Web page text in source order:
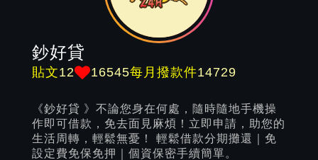
鈔好貸
貼文12 16545每月撥款件14729
《鈔好貸 》不論您身在何處，隨時隨地手機操
作即可借款，免去面見麻煩！立即申請，助您的
生活周轉，輕鬆無憂！ 輕鬆借款分期攤還｜免
設定費免保免押｜個資保密手續簡單。